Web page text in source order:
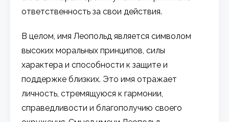
ответственность за свои действия.
В целом, имя Леопольд является символом
высоких моральных принципов, силы
характера и способности к защите и
поддержке близких. Это имя отражает
личность, стремящуюся к гармонии,
справедливости и благополучию своего